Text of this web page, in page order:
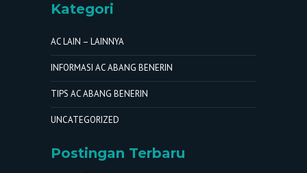
Kategori
AC LAIN – LAINNYA
INFORMASI AC ABANG BENERIN
TIPS AC ABANG BENERIN
UNCATEGORIZED
Postingan Terbaru